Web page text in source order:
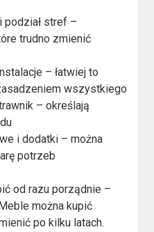
podział stref –
trudno zmienić
– łatwiej to
wszystkiego
– określają
i dodatki – można
potrzeb
od razu porządnie –
można kupić
po kilku latach.